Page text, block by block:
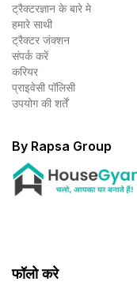
ट्रैक्टरज्ञान के बारे मे
हमारे साथी
ट्रैक्टर जंक्शन
संपर्क करें
करियर
प्राइवेसी पॉलिसी
उपयोग की शर्तें
By Rapsa Group
फॉलो करे